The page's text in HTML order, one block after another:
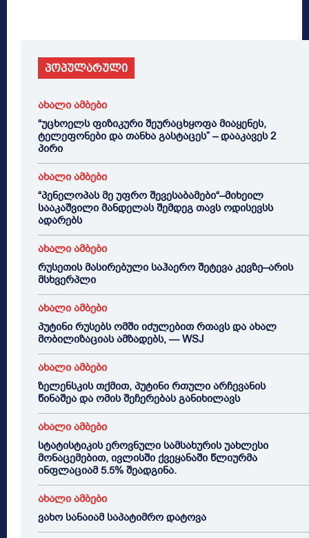
პოპულარული
ახალი ამბები
“უცხოელს ფიზიკური შეურაცხყოფა მიაყენეს,
ტელეფონები და თანხა გასტაცეს” – დააკავეს 2
პირი
ახალი ამბები
“პენელოპას მე უფრო შევესაბამები“–მიხეილ
სააკაშვილი მანდელას შემდეგ თავს ოდისევსს
ადარებს
ახალი ამბები
რუსეთის მასირებული საჰაერო შეტევა კევზე–არის
მსხვერპლი
ახალი ამბები
პუტინი რუსებს ომში იძულებით რთავს და ახალ
მობილიზაციას ამზადებს, — WSJ
ახალი ამბები
ზელენსკის თქმით, პუტინი რთული არჩევანის
წინაშეა და ომის შეჩერებას განიხილავს
ახალი ამბები
სტატისტიკის ეროვნული სამსახურის უახლესი
მონაცემებით, ივლისში ქვეყანაში წლიურმა
ინფლაციამ 5.5% შეადგინა.
ახალი ამბები
ვახო სანაიამ საპატიმრო დატოვა